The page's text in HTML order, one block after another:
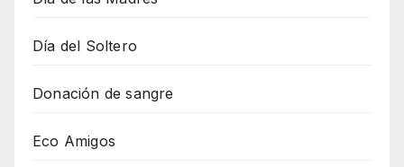
Día del Soltero
Donación de sangre
Eco Amigos